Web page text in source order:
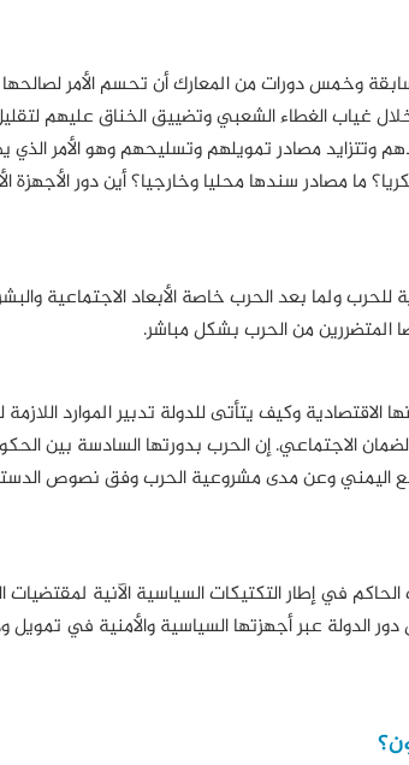
وخمس دورات من المعارك أن تحسم الأمر
غياب الغطاء الشعبي وتضييق الخناق عليهم لتقليل
وتتزايد مصادر تمويلهم وتسليحهم وهو الأمر الذي
ما مصادر سندها محليا وخارجيا؟ أين دور الأجهزة
ولما بعد الحرب خاصة الأبعاد الاجتماعية
من الحرب بشكل مباشر.
وكيف يتأتى للدولة تدبير الموارد اللازمة
الاجتماعي. إن الحرب بدورتها السادسة بين
اليمني وعن مدى مشروعية الحرب وفق نصوص
في إطار التكتيكات السياسية الآنية لمقتضيات
الدولة عبر أجهزتها السياسية والأمنية في تمويل